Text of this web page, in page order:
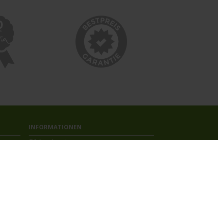
INFORMATIONEN
Bildnachweise